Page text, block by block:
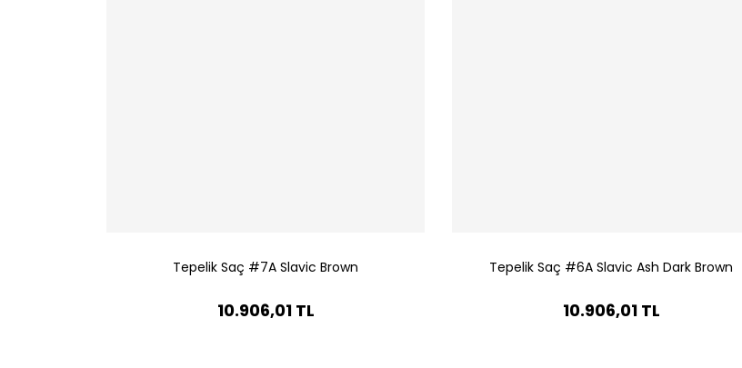
Tepelik Saç #7A Slavic Brown
10.906,01 TL
Tepelik Saç #6A Slavic Ash Dark Brown
10.906,01 TL